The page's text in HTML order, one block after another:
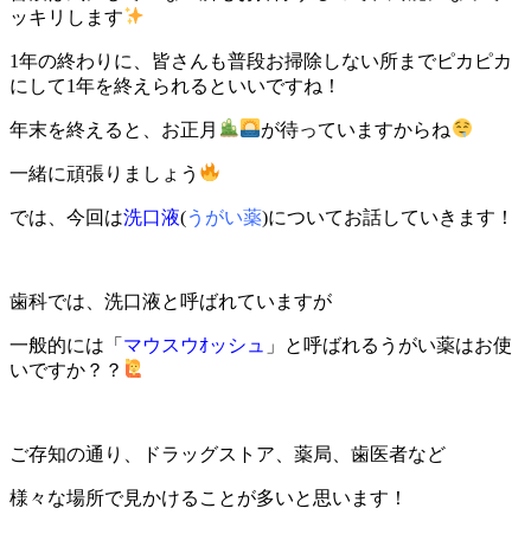
ッキリします
1年の終わりに、皆さんも普段お掃除しない所までピカピカ
にして1年を終えられるといいですね！
年末を終えると、お正月 が待っていますからね
一緒に頑張りましょう
では、今回は洗口液(うがい薬)についてお話していきます！
歯科では、洗口液と呼ばれていますが
一般的には「 マウスウｵッシュ 」と呼ばれるうがい薬はお使
いですか？？
ご存知の通り、ドラッグストア、薬局、歯医者など
様々な場所で見かけることが多いと思います！